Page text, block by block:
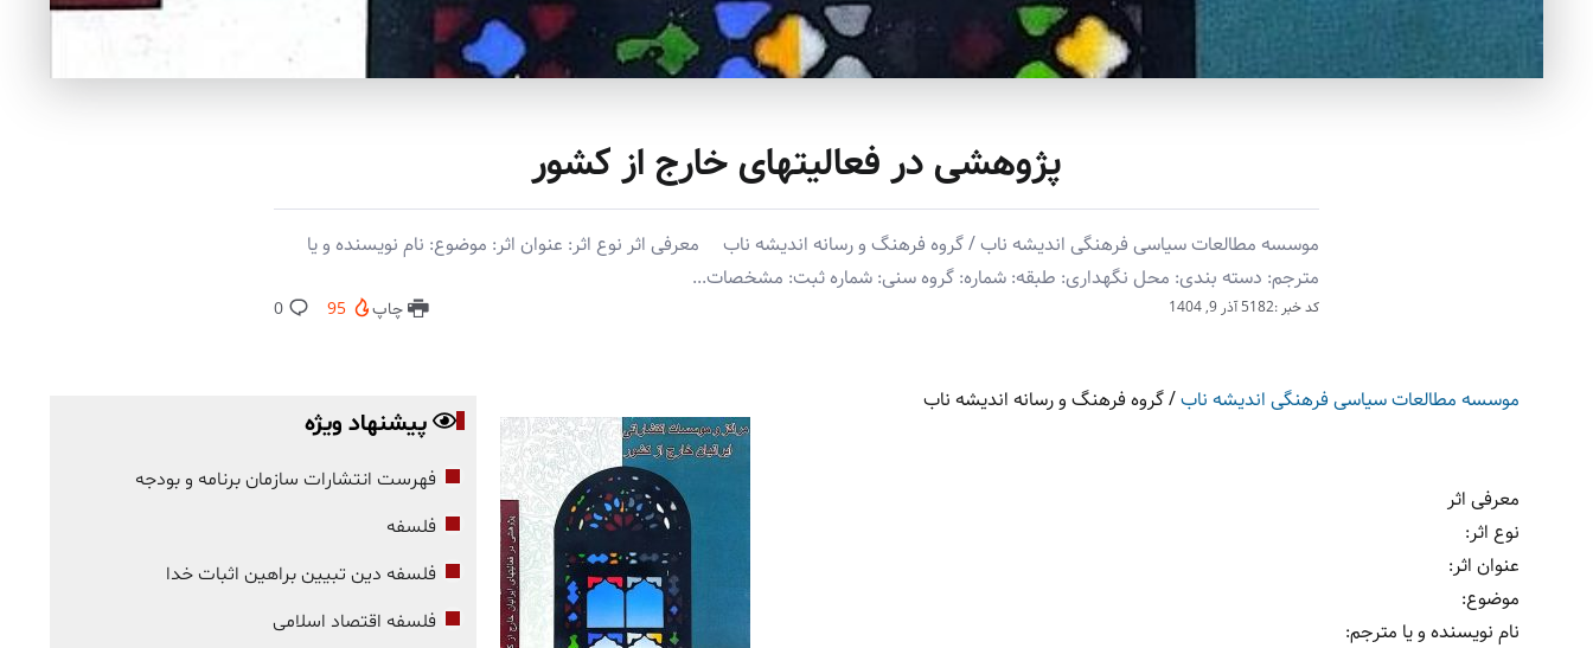
پژوهشی در فعالیتهای خارج از کشور
موسسه مطالعات سیاسی فرهنگی اندیشه ناب / گروه فرهنگ و رسانه اندیشه ناب معرفی اثر نوع اثر: عنوان اثر: موضوع: نام نویسنده و یا
مترجم: دسته بندی: محل نگهداری: طبقه: شماره: گروه سنی: شماره ثبت: مشخصات...
کد خبر :5182 آذر 9, 1404 چاپ 95
0
موسسه مطالعات سیاسی فرهنگی اندیشه ناب/گروه فرهنگ و رسانه اندیشه ناب
معرفی اثر
نوع اثر:
عنوان اثر:
موضوع:
نام نویسنده و یا مترجم:
پیشنهاد ویژه
فهرست انتشارات سازمان برنامه و بودجه
فلسفه
فلسفه دین تبیین براهین اثبات خدا
فلسفه اقتصاد اسلامی